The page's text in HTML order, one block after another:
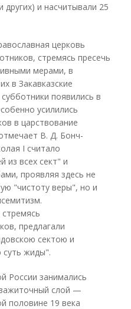
и насчитывали 25
церковь
стремясь пресечь
мерами, в
в Закавказские
появились в
усилились
в царствование
В. Д. Бонч-
I считало
из всех сект" и
проявляя здесь не
"чистоту веры", но и
предлагали
сектою и
суть жиды".
России занимались
слой —
половине 19 века